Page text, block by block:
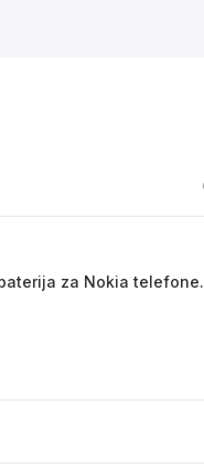
za Nokia telefone.